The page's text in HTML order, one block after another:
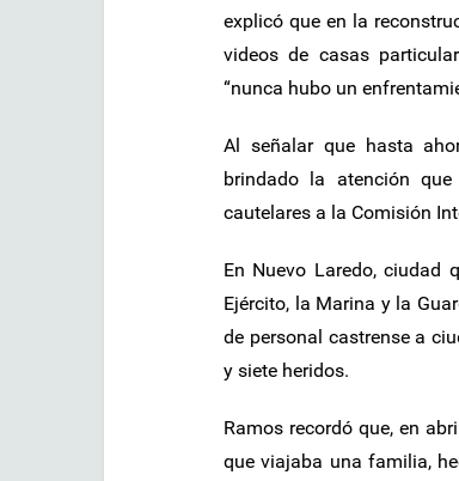
explicó que en la
videos de casas
“nunca hubo un
Al señalar que hasta
brindado la atención
cautelares a la Comisión
En Nuevo Laredo, ciudad
Ejército, la Marina y la
de personal castrense a
y siete heridos.
Ramos recordó que, en
que viajaba una familia,